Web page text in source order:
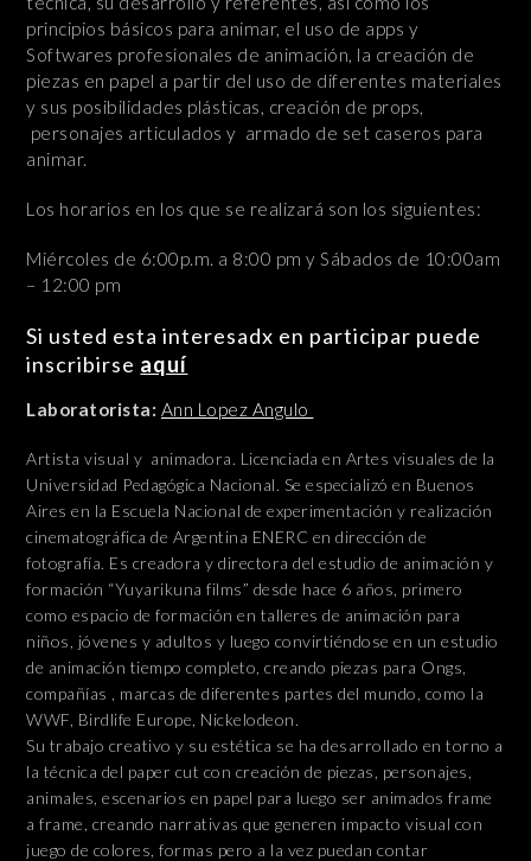
principios básicos para animar, el uso de apps y
Softwares profesionales de animación, la creación de
piezas en papel a partir del uso de diferentes materiales
y sus posibilidades plásticas, creación de props,
personajes articulados y armado de set caseros para
animar.
Los horarios en los que se realizará son los siguientes:
Miércoles de 6:00p.m. a 8:00 pm y Sábados de 10:00am
– 12:00 pm
Si usted esta interesadx en participar puede
inscribirse aquí
Laboratorista: Ann Lopez Angulo
Artista visual y animadora. Licenciada en Artes visuales de la
Universidad Pedagógica Nacional. Se especializó en Buenos
Aires en la Escuela Nacional de experimentación y realización
cinematográfica de Argentina ENERC en dirección de
fotografía. Es creadora y directora del estudio de animación y
formación “Yuyarikuna films” desde hace 6 años, primero
como espacio de formación en talleres de animación para
niños, jóvenes y adultos y luego convirtiéndose en un estudio
de animación tiempo completo, creando piezas para Ongs,
compañías , marcas de diferentes partes del mundo, como la
WWF, Birdlife Europe, Nickelodeon.
Su trabajo creativo y su estética se ha desarrollado en torno a
la técnica del paper cut con creación de piezas, personajes,
animales, escenarios en papel para luego ser animados frame
a frame, creando narrativas que generen impacto visual con
juego de colores, formas pero a la vez puedan contar